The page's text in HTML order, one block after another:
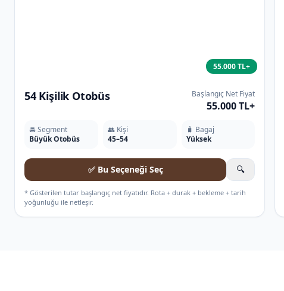
55.000 TL+
54 Kişilik Otobüs Başlangıç Net Fiyat
55.000 TL+
🚘 Segment
Büyük Otobüs
👥 Kişi
45–54
🧳 Bagaj
Yüksek
✅ Bu Seçeneği Seç 🔍
* Gösterilen tutar başlangıç net fiyatıdır. Rota + durak + bekleme + tarih
yoğunluğu ile netleşir.